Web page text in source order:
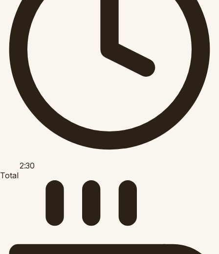
2:30
Total